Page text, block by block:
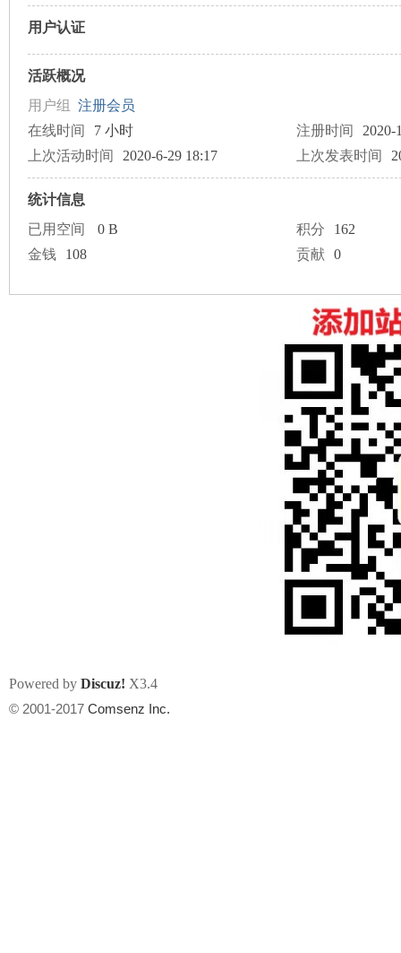
州
用户认证
活跃概况
用户组 注册会员
在线时间
7 小时 注册时间
2020-
上次活动时间
2020-6-29 18:17 上次发表时间
统计信息
已用空间
0 B 积分
162
金钱
108 贡献 0
Powered by Discuz! X3.4
© 2001-2017 Comsenz Inc.